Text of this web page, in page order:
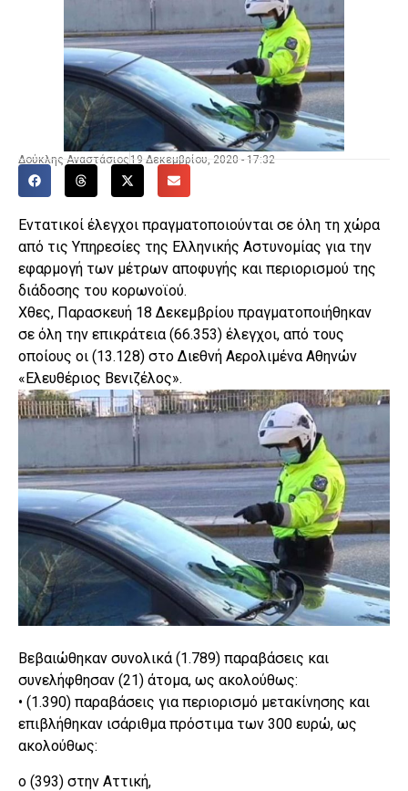
Δούκλης Αναστάσιος 19 Δεκεμβρίου, 2020 - 17:32
Εντατικοί έλεγχοι πραγματοποιούνται σε όλη τη χώρα
από τις Υπηρεσίες της Ελληνικής Αστυνομίας για την
εφαρμογή των μέτρων αποφυγής και περιορισμού της
διάδοσης του κορωνοϊού.
Χθες, Παρασκευή 18 Δεκεμβρίου πραγματοποιήθηκαν
σε όλη την επικράτεια (66.353) έλεγχοι, από τους
οποίους οι (13.128) στο Διεθνή Αερολιμένα Αθηνών
«Ελευθέριος Βενιζέλος».
Βεβαιώθηκαν συνολικά (1.789) παραβάσεις και
συνελήφθησαν (21) άτομα, ως ακολούθως:
• (1.390) παραβάσεις για περιορισμό μετακίνησης και
επιβλήθηκαν ισάριθμα πρόστιμα των 300 ευρώ, ως
ακολούθως:
o (393) στην Αττική,